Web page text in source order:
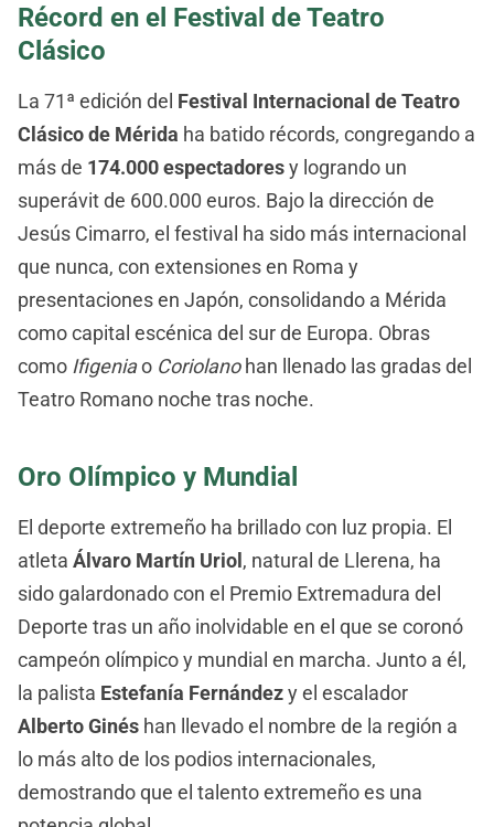
Récord en el Festival de Teatro
Clásico
La 71ª edición del Festival Internacional de Teatro
Clásico de Mérida ha batido récords, congregando a
más de 174.000 espectadoresy logrando un
superávit de 600.000 euros. Bajo la dirección de
Jesús Cimarro, el festival ha sido más internacional
que nunca, con extensiones en Roma y
presentaciones en Japón, consolidando a Mérida
como capital escénica del sur de Europa. Obras
como Ifigeniao Coriolanohan llenado las gradas del
Teatro Romano noche tras noche.
Oro Olímpico y Mundial
El deporte extremeño ha brillado con luz propia. El
atleta Álvaro Martín Uriol , natural de Llerena, ha
sido galardonado con el Premio Extremadura del
Deporte tras un año inolvidable en el que se coronó
campeón olímpico y mundial en marcha. Junto a él,
la palista Estefanía Fernándezy el escalador
Alberto Ginés han llevado el nombre de la región a
lo más alto de los podios internacionales,
demostrando que el talento extremeño es una